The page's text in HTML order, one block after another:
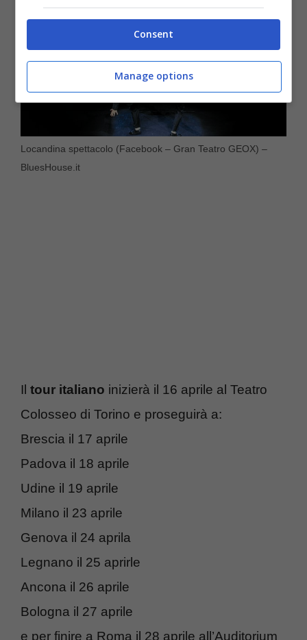
Locandina spettacolo (Facebook – Gran Teatro GEOX) –
BluesHouse.it
Il tour italiano inizierà il 16 aprile al Teatro
Colosseo di Torino e proseguirà a:
Brescia il 17 aprile
Padova il 18 aprile
Udine il 19 aprile
Milano il 23 aprile
Genova il 24 aprila
Legnano il 25 aprirle
Ancona il 26 aprile
Bologna il 27 aprile
e per finire a Roma il 28 aprile all’Auditorium
Consent
Manage options